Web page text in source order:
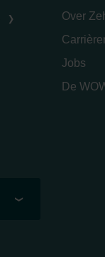
Over
Jobs
De